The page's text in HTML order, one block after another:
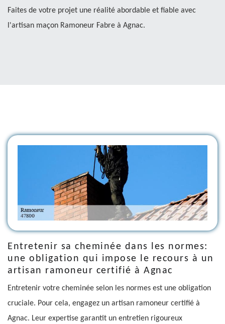
Faites de votre projet une réalité abordable et fiable avec
l'artisan maçon Ramoneur Fabre à Agnac.
Entretenir sa cheminée dans les normes:
une obligation qui impose le recours à un
artisan ramoneur certifié à Agnac
Entretenir votre cheminée selon les normes est une obligation
cruciale. Pour cela, engagez un artisan ramoneur certifié à
Agnac. Leur expertise garantit un entretien rigoureux